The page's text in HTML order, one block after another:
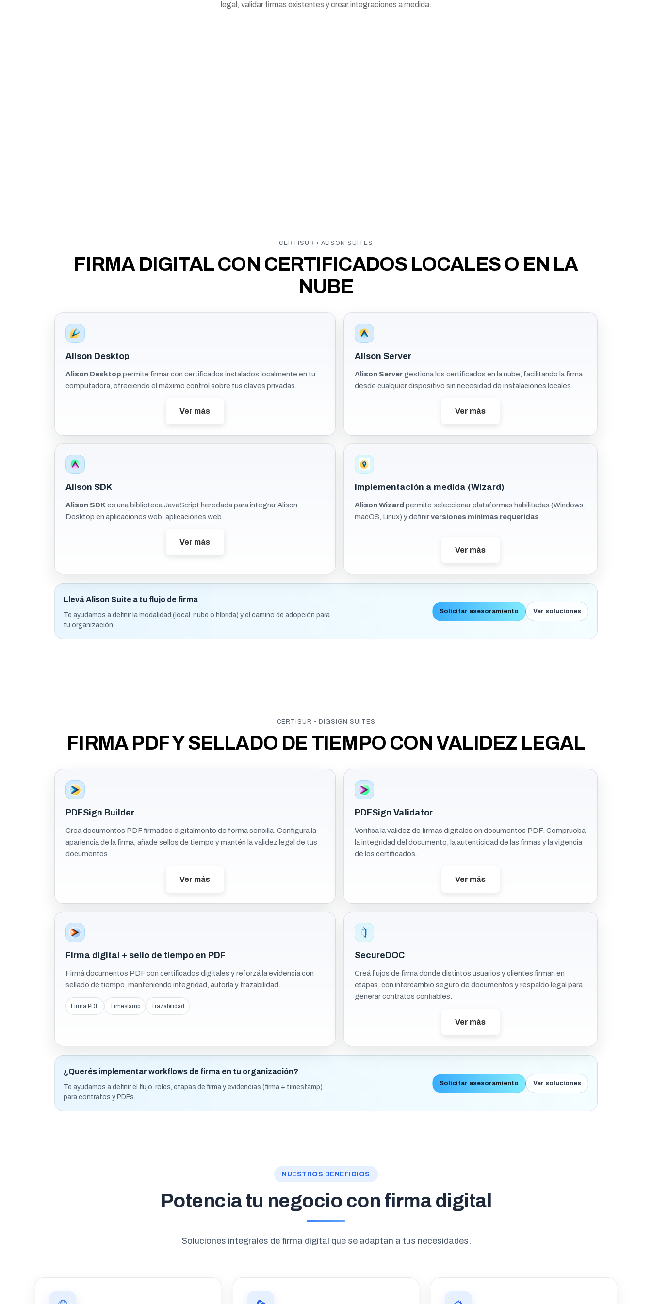
legal, validar firmas existentes y crear integraciones a medida.
CERTISUR • ALISON SUITES
FIRMA DIGITAL CON CERTIFICADOS LOCALES O EN LA
NUBE
Alison Desktop
Alison Desktop permite firmar con certificados instalados localmente en tu
computadora, ofreciendo el máximo control sobre tus claves privadas.
Ver más
Alison Server
Alison Servergestiona los certificados en la nube, facilitando la firma
desde cualquier dispositivo sin necesidad de instalaciones locales.
Ver más
Alison SDK
Alison SDK es una biblioteca JavaScript heredada para integrar Alison
Desktop en aplicaciones web. aplicaciones web.
Ver más
Implementación a medida (Wizard)
Alison Wizard permite seleccionar plataformas habilitadas (Windows,
macOS, Linux) y definirversiones mínimas requeridas.
Ver más
Llevá Alison Suite a tu flujo de firma
Te ayudamos a definir la modalidad (local, nube o híbrida) y el camino de adopción para
tu organización.
Solicitar asesoramiento Ver soluciones
CERTISUR • DIGSIGN SUITES
FIRMA PDF Y SELLADO DE TIEMPO CON VALIDEZ LEGAL
PDFSign Builder
Crea documentos PDF firmados digitalmente de forma sencilla. Configura la
apariencia de la firma, añade sellos de tiempo y mantén la validez legal de tus
documentos.
Ver más
PDFSign Validator
Verifica la validez de firmas digitales en documentos PDF. Comprueba
la integridad del documento, la autenticidad de las firmas y la vigencia
de los certificados.
Ver más
Firma digital + sello de tiempo en PDF
Firmá documentos PDF con certificados digitales y reforzá la evidencia con
sellado de tiempo, manteniendo integridad, autoría y trazabilidad.
Firma PDF Timestamp Trazabilidad
SecureDOC
Creá flujos de firma donde distintos usuarios y clientes firman en
etapas, con intercambio seguro de documentos y respaldo legal para
generar contratos confiables.
Ver más
¿Querés implementar workflows de firma en tu organización?
Te ayudamos a definir el flujo, roles, etapas de firma y evidencias (firma + timestamp)
para contratos y PDFs.
Solicitar asesoramiento Ver soluciones
NUESTROS BENEFICIOS
Potencia tu negocio con firma digital
Soluciones integrales de firma digital que se adaptan a tus necesidades.